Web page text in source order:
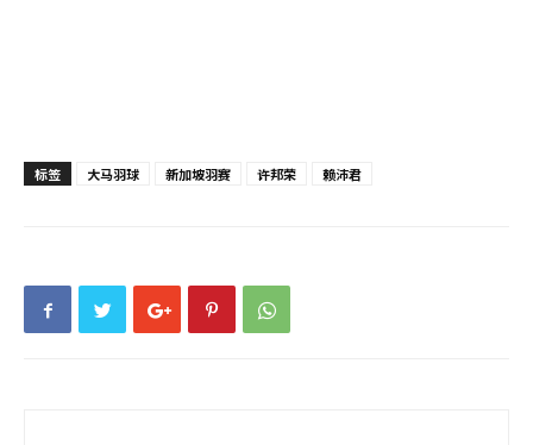
标签 大马羽球 新加坡羽赛 许邦荣 赖沛君